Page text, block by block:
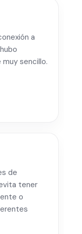
a
sencillo.
de
tener
o